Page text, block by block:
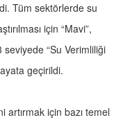
Tüm sektörlerde su
için “Mavi”,
seviyede “Su Verimliliği
geçirildi.
için bazı temel